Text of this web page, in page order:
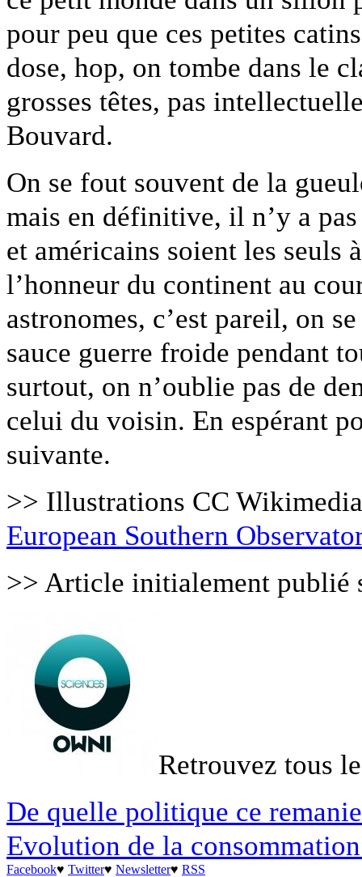
pour peu que ces petites
dose, hop, on tombe dans le
grosses têtes, pas
Bouvard.
On se fout souvent de la
mais en définitive, il n’y a
et américains soient les seuls
l’honneur du continent au
astronomes, c’est pareil, on
sauce guerre froide pendant
surtout, on n’oublie pas de
celui du voisin. En espérant
suivante.
>> Illustrations CC
European Southern
>> Article initialement publié
Retrouvez tous
De quelle politique ce
Evolution de la
Facebook♥ Twitter♥ Newsletter♥ RSS